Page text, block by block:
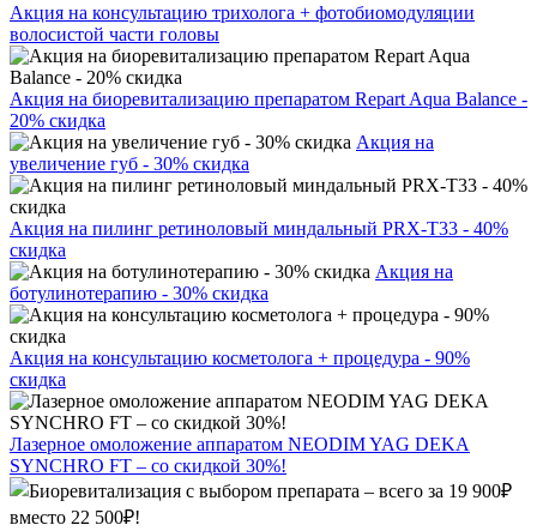
Акция на консультацию трихолога + фотобиомодуляции
волосистой части головы
Акция на биоревитализацию препаратом Repart Aqua Balance -
20% скидка
Акция на
увеличение губ - 30% скидка
Акция на пилинг ретиноловый миндальный PRX-T33 - 40%
скидка
Акция на
ботулинотерапию - 30% скидка
Акция на консультацию косметолога + процедура - 90%
скидка
Лазерное омоложение аппаратом NEODIM YAG DEKA
SYNCHRO FT – со скидкой 30%!